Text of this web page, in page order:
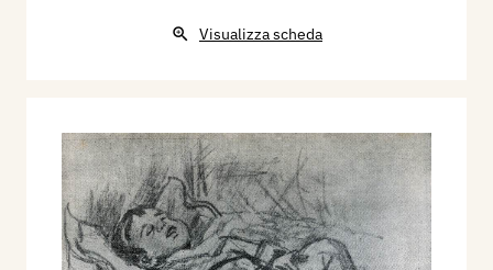
Visualizza scheda